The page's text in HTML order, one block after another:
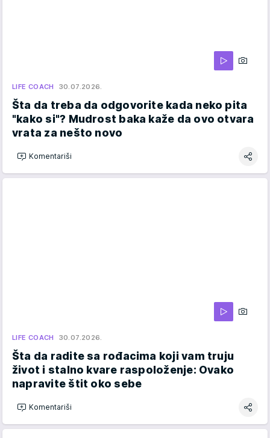
LIFE COACH 30.07.2026.
Šta da treba da odgovorite kada neko pita
"kako si"? Mudrost baka kaže da ovo otvara
vrata za nešto novo
Komentariši
LIFE COACH 30.07.2026.
Šta da radite sa rođacima koji vam truju
život i stalno kvare raspoloženje: Ovako
napravite štit oko sebe
Komentariši